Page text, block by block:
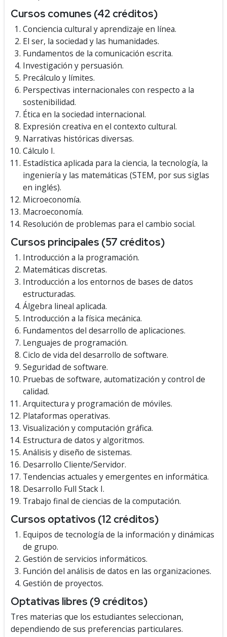
Cursos comunes (42 créditos)
Conciencia cultural y aprendizaje en línea.
El ser, la sociedad y las humanidades.
Fundamentos de la comunicación escrita.
Investigación y persuasión.
Precálculo y límites.
Perspectivas internacionales con respecto a la
sostenibilidad.
Ética en la sociedad internacional.
Expresión creativa en el contexto cultural.
Narrativas históricas diversas.
Cálculo I.
Estadística aplicada para la ciencia, la tecnología, la
ingeniería y las matemáticas (STEM, por sus siglas
en inglés).
Microeconomía.
Macroeconomía.
Resolución de problemas para el cambio social.
Cursos principales (57 créditos)
Introducción a la programación.
Matemáticas discretas.
Introducción a los entornos de bases de datos
estructuradas.
Álgebra lineal aplicada.
Introducción a la física mecánica.
Fundamentos del desarrollo de aplicaciones.
Lenguajes de programación.
Ciclo de vida del desarrollo de software.
Seguridad de software.
Pruebas de software, automatización y control de
calidad.
Arquitectura y programación de móviles.
Plataformas operativas.
Visualización y computación gráfica.
Estructura de datos y algoritmos.
Análisis y diseño de sistemas.
Desarrollo Cliente/Servidor.
Tendencias actuales y emergentes en informática.
Desarrollo Full Stack I.
Trabajo final de ciencias de la computación.
Cursos optativos (12 créditos)
Equipos de tecnología de la información y dinámicas
de grupo.
Gestión de servicios informáticos.
Función del análisis de datos en las organizaciones.
Gestión de proyectos.
Optativas libres (9 créditos)
Tres materias que los estudiantes seleccionan,
dependiendo de sus preferencias particulares.